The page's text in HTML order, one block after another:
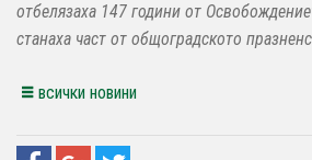
СТАДИОН & БАЗИ
КЛУБ
отбелязаха 147 години от
станаха част от общоградското
всички новини